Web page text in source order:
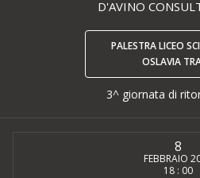
D'AVINO
PALESTRA LICEO
OSLAVIA
3^ giornata di
8
FEBBRAIO
18 : 00